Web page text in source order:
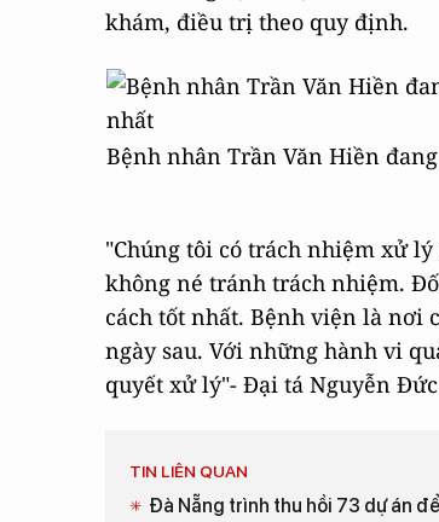
khám, điều trị theo quy định.
Bệnh nhân Trần Văn Hiền
"Chúng tôi có trách nhiệm xử
không né tránh trách nhiệm.
cách tốt nhất. Bệnh viện là nơi
ngày sau. Với những hành vi
quyết xử lý"- Đại tá Nguyễn
TIN LIÊN QUAN
Đà Nẵng trình thu hồi 73 dự án